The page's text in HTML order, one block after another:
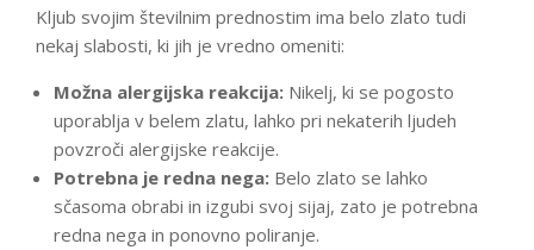
Kljub svojim številnim prednostim ima belo zlato tudi
nekaj slabosti, ki jih je vredno omeniti:
Možna alergijska reakcija: Nikelj, ki se pogosto
uporablja v belem zlatu, lahko pri nekaterih ljudeh
povzroči alergijske reakcije.
Potrebna je redna nega: Belo zlato se lahko
sčasoma obrabi in izgubi svoj sijaj, zato je potrebna
redna nega in ponovno poliranje.